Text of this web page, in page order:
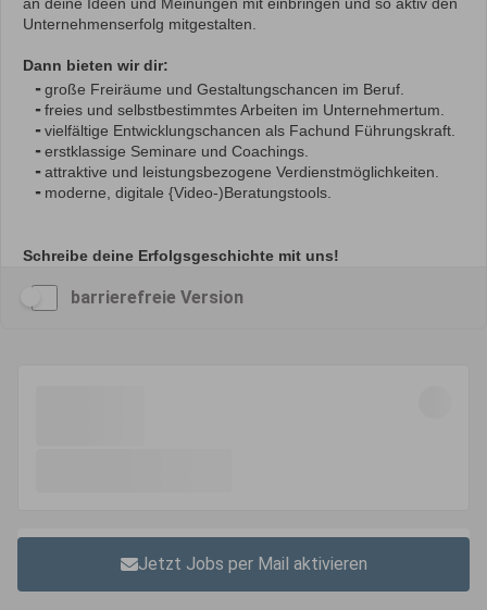
barrierefreie Version
Jetzt Jobs per Mail aktivieren